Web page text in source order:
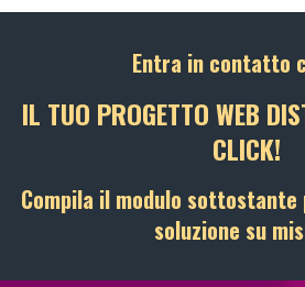
Entra in contatto
IL TUO PROGETTO WEB
CLICK!
Compila il modulo
soluzione su